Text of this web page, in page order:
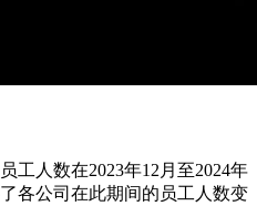
工人数在2023年12月至2024年
各公司在此期间的员工人数变